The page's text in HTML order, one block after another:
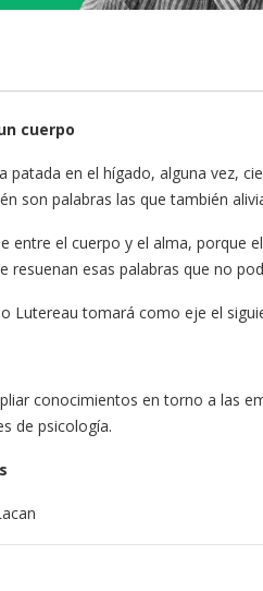
cuerpo
patada en el hígado, alguna vez,
son palabras las que también
entre el cuerpo y el alma,
resuenan esas palabras que no
Lutereau tomará como eje el
conocimientos en torno a las
de psicología.